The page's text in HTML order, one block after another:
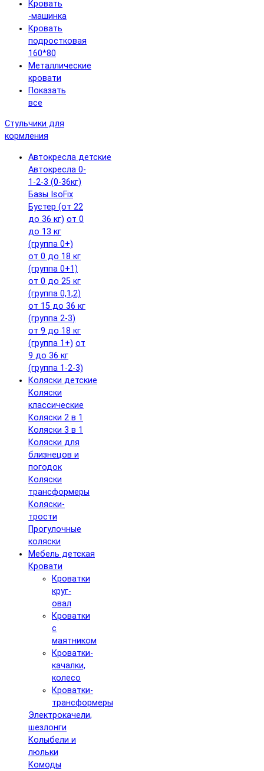
Кровать
-машинка
Кровать
подростковая
160*80
Металлические
кровати
Показать
все
Стульчики для
кормления
Автокресла детские
Автокресла 0-
1-2-3 (0-36кг)
Базы IsoFix
Бустер (от 22
до 36 кг) от 0
до 13 кг
(группа 0+)
от 0 до 18 кг
(группа 0+1)
от 0 до 25 кг
(группа 0,1,2)
от 15 до 36 кг
(группа 2-3)
от 9 до 18 кг
(группа 1+) от
9 до 36 кг
(группа 1-2-3)
Коляски детские
Коляски
классические
Коляски 2 в 1
Коляски 3 в 1
Коляски для
близнецов и
погодок
Коляски
трансформеры
Коляски-
трости
Прогулочные
коляски
Мебель детская
Кровати
Кроватки
круг-
овал
Кроватки
с
маятником
Кроватки-
качалки,
колесо
Кроватки-
трансформеры
Электрокачели,
шезлонги
Колыбели и
люльки
Комоды